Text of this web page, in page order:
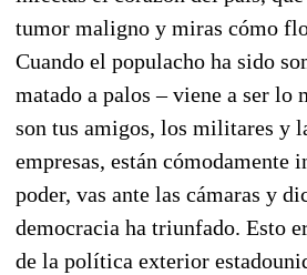
tumor maligno y miras cómo
Cuando el populacho ha sido
matado a palos – viene a ser lo
son tus amigos, los militares y
empresas, están cómodamente
poder, vas ante las cámaras y
democracia ha triunfado. Esto
de la política exterior